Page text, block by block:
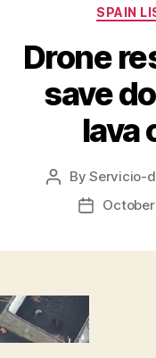
SPAIN
Drone
save
lava
Post
author
ByServicio-
PostOctober